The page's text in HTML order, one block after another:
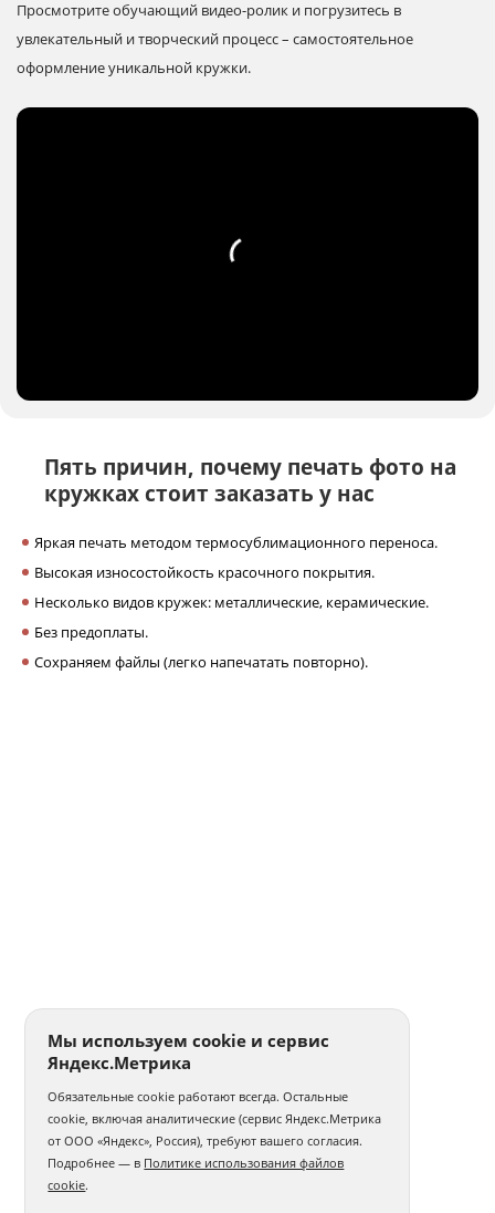
Просмотрите обучающий видео-ролик и погрузитесь в
увлекательный и творческий процесс – самостоятельное
оформление уникальной кружки.
Пять причин, почему печать фото на
кружкахстоит заказать у нас
Яркая печать методом термосублимационного переноса.
Высокая износостойкость красочного покрытия.
Несколько видов кружек: металлические, керамические.
Без предоплаты.
Сохраняем файлы (легко напечатать повторно).
Мы используем cookie и сервис
Яндекс.Метрика
Обязательные cookie работают всегда. Остальные
cookie, включая аналитические (сервис Яндекс.Метрика
от ООО «Яндекс», Россия), требуют вашего согласия.
Подробнее — в Политике использования файлов
cookie.